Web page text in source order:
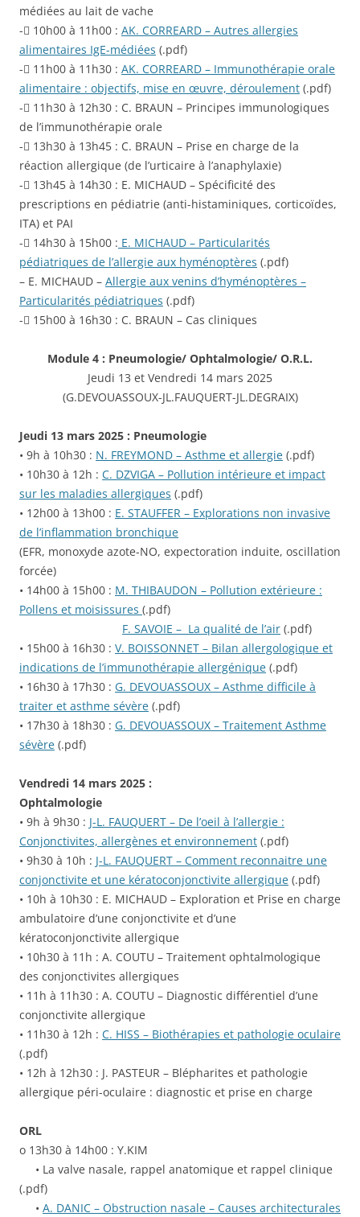
médiées au lait de vache
- 10h00 à 11h00 : AK. CORREARD – Autres allergies
alimentaires IgE-médiées (.pdf)
- 11h00 à 11h30 : AK. CORREARD – Immunothérapie orale
alimentaire : objectifs, mise en œuvre, déroulement (.pdf)
- 11h30 à 12h30 : C. BRAUN – Principes immunologiques
de l’immunothérapie orale
- 13h30 à 13h45 : C. BRAUN – Prise en charge de la
réaction allergique (de l’urticaire à l’anaphylaxie)
- 13h45 à 14h30 : E. MICHAUD – Spécificité des
prescriptions en pédiatrie (anti-histaminiques, corticoïdes,
ITA) et PAI
- 14h30 à 15h00 : E. MICHAUD – Particularités
pédiatriques de l’allergie aux hyménoptères (.pdf)
– E. MICHAUD – Allergie aux venins d’hyménoptères –
Particularités pédiatriques (.pdf)
- 15h00 à 16h30 : C. BRAUN – Cas cliniques
Module 4 : Pneumologie/ Ophtalmologie/ O.R.L.
Jeudi 13 et Vendredi 14 mars 2025
(G.DEVOUASSOUX-JL.FAUQUERT-JL.DEGRAIX)
Jeudi 13 mars 2025 : Pneumologie
• 9h à 10h30 : N. FREYMOND – Asthme et allergie (.pdf)
• 10h30 à 12h : C. DZVIGA – Pollution intérieure et impact
sur les maladies allergiques (.pdf)
• 12h00 à 13h00 : E. STAUFFER – Explorations non invasive
de l’inflammation bronchique
(EFR, monoxyde azote-NO, expectoration induite, oscillation
forcée)
• 14h00 à 15h00 : M. THIBAUDON – Pollution extérieure :
Pollens et moisissures (.pdf)
F. SAVOIE – La qualité de l’air (.pdf)
• 15h00 à 16h30 : V. BOISSONNET – Bilan allergologique et
indications de l’immunothérapie allergénique (.pdf)
• 16h30 à 17h30 : G. DEVOUASSOUX – Asthme difficile à
traiter et asthme sévère (.pdf)
• 17h30 à 18h30 : G. DEVOUASSOUX – Traitement Asthme
sévère (.pdf)
Vendredi 14 mars 2025 :
Ophtalmologie
• 9h à 9h30 : J-L. FAUQUERT – De l’oeil à l’allergie :
Conjonctivites, allergènes et environnement (.pdf)
• 9h30 à 10h : J-L. FAUQUERT – Comment reconnaitre une
conjonctivite et une kératoconjonctivite allergique (.pdf)
• 10h à 10h30 : E. MICHAUD – Exploration et Prise en charge
ambulatoire d’une conjonctivite et d’une
kératoconjonctivite allergique
• 10h30 à 11h : A. COUTU – Traitement ophtalmologique
des conjonctivites allergiques
• 11h à 11h30 : A. COUTU – Diagnostic différentiel d’une
conjonctivite allergique
• 11h30 à 12h : C. HISS – Biothérapies et pathologie oculaire
(.pdf)
• 12h à 12h30 : J. PASTEUR – Blépharites et pathologie
allergique péri-oculaire : diagnostic et prise en charge
ORL
o 13h30 à 14h00 : Y.KIM
• La valve nasale, rappel anatomique et rappel clinique
(.pdf)
• A. DANIC – Obstruction nasale – Causes architecturales